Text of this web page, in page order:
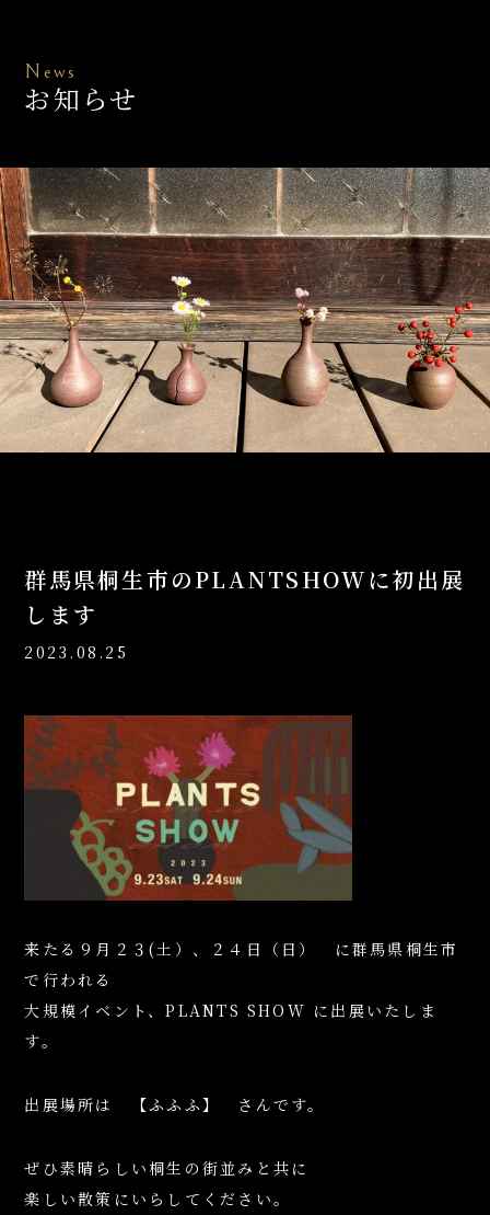
News
お知らせ
群馬県桐生市のPLANTSHOWに初出展
します
2023.08.25
来たる９月２３(土）、２４日（日） に群馬県桐生市
で行われる
大規模イベント、PLANTS SHOW に出展いたしま
す。
出展場所は 【ふふふ】 さんです。
ぜひ素晴らしい桐生の街並みと共に
楽しい散策にいらしてください。